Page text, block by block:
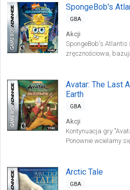
SpongeBob's
GBA
Akcji
SpongeBob's
zręcznościowa,
przyjacielem
mityczną Atlantydę.
Avatar: The Last
Earth
GBA
Akcji
Kontynuacja gry
Ponownie wcielamy
Arctic Tale
GBA